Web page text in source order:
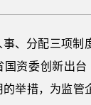
事、分配三项制
国资委创新出
的举措，为监管